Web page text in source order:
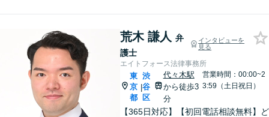
荒木 謙人 弁
護士
インタビューを
見る
エイトフォース法律事務所
東
京
都
|
渋
谷
区
代々木駅
から徒歩3
分
営業時間：00:00~2
3:59（土日祝日）
【365日対応】【初回電話相談無料】ど